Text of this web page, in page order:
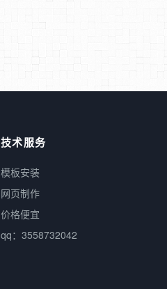
技术服务
模板安装
网页制作
价格便宜
qq：3558732042